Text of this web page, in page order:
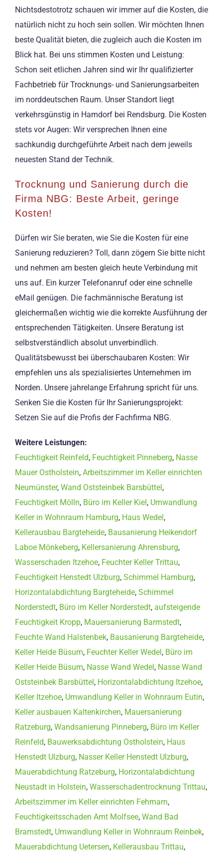
Nichtsdestotrotz schauen wir immer auf die Kosten, die
natürlich nicht zu hoch sein sollen. Wir möchten Ihnen
beste Qualität bieten, die zugleich auch die Kosten im
Blick hat. Bei uns stimmen Kosten und Leistung:
Schon seit etlichen Jahren sind wir Ihr qualifizierter
Fachbetrieb für Trocknungs- und Sanierungsarbeiten
im norddeutschen Raum. Unser Standort liegt
verkehrsgünstig in Hamdorf bei Rendsburg. Die Kosten
stets vor Augen: Wir versprechen Ihnen eine
sachkundig durchgeführte Arbeit nach dem jeweils
neuesten Stand der Technik.
Trocknung und Sanierung durch die
Firma NBG: Beste Arbeit, geringe
Kosten!
Dürfen wir Sie beraten, wie Sie die Kosten für eine
Sanierung reduzieren? Toll, dann zögern Sie bitte nicht
und nehmen am besten gleich heute Verbindung mit
uns auf. Ein kurzer Telefonanruf oder eine schnelle
eMail genügen. Die fachmännische Beratung ist
gleichermaßen wichtig wie die korrekte Ausführung der
entsprechenden Tätigkeiten. Unsere Beratung ist
selbstverständlich absolut unverbindlich.
Qualitätsbewusst bei überschaubaren Kosten: Wir
empfehlen uns als spezialisiertes Unternehmen im
Norden. Unsere jahrelange Erfahrung spricht für uns.
Senken Sie die Kosten für Ihr Sanierungsprojekt:
Setzen Sie auf die Profis der Fachfirma NBG.
Weitere Leistungen:
Feuchtigkeit Reinfeld, Feuchtigkeit Pinneberg, Nasse
Mauer Ostholstein, Arbeitszimmer im Keller einrichten
Neumünster, Wand Oststeinbek Barsbüttel,
Feuchtigkeit Mölln, Büro im Keller Kiel, Umwandlung
Keller in Wohnraum Hamburg, Haus Wedel,
Kellerausbau Bargteheide, Bausanierung Heikendorf
Laboe Mönkeberg, Kellersanierung Ahrensburg,
Wasserschaden Itzehoe, Feuchter Keller Trittau,
Feuchtigkeit Henstedt Ulzburg, Schimmel Hamburg,
Horizontalabdichtung Bargteheide, Schimmel
Norderstedt, Büro im Keller Norderstedt, aufsteigende
Feuchtigkeit Kropp, Mauersanierung Barmstedt,
Feuchte Wand Halstenbek, Bausanierung Bargteheide,
Keller Heide Büsum, Feuchter Keller Wedel, Büro im
Keller Heide Büsum, Nasse Wand Wedel, Nasse Wand
Oststeinbek Barsbüttel, Horizontalabdichtung Itzehoe,
Keller Itzehoe, Umwandlung Keller in Wohnraum Eutin,
Keller ausbauen Kaltenkirchen, Mauersanierung
Ratzeburg, Wandsanierung Pinneberg, Büro im Keller
Reinfeld, Bauwerksabdichtung Ostholstein, Haus
Henstedt Ulzburg, Nasser Keller Henstedt Ulzburg,
Mauerabdichtung Ratzeburg, Horizontalabdichtung
Neustadt in Holstein, Wasserschadentrocknung Trittau,
Arbeitszimmer im Keller einrichten Fehmarn,
Feuchtigkeitsschaden Amt Molfsee, Wand Bad
Bramstedt, Umwandlung Keller in Wohnraum Reinbek,
Mauerabdichtung Uetersen, Kellerausbau Trittau,